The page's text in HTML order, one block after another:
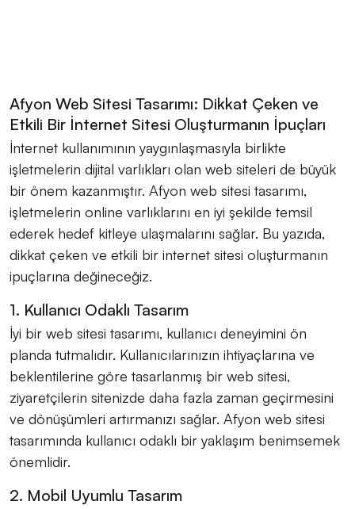
Afyon Web Sitesi Tasarımı: Dikkat Çeken ve
Etkili Bir İnternet Sitesi Oluşturmanın İpuçları
İnternet kullanımının yaygınlaşmasıyla birlikte
işletmelerin dijital varlıkları olan web siteleri de büyük
bir önem kazanmıştır. Afyon web sitesi tasarımı,
işletmelerin online varlıklarını en iyi şekilde temsil
ederek hedef kitleye ulaşmalarını sağlar. Bu yazıda,
dikkat çeken ve etkili bir internet sitesi oluşturmanın
ipuçlarına değineceğiz.
1. Kullanıcı Odaklı Tasarım
İyi bir web sitesi tasarımı, kullanıcı deneyimini ön
planda tutmalıdır. Kullanıcılarınızın ihtiyaçlarına ve
beklentilerine göre tasarlanmış bir web sitesi,
ziyaretçilerin sitenizde daha fazla zaman geçirmesini
ve dönüşümleri artırmanızı sağlar. Afyon web sitesi
tasarımında kullanıcı odaklı bir yaklaşım benimsemek
önemlidir.
2. Mobil Uyumlu Tasarım